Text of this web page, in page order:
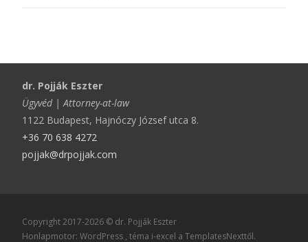
dr. Pojják Eszter
Ügyvéd | Attorney-at-law
1122 Budapest, Hajnóczy József utca 8.
+36 70 638 4272
pojjak@drpojjak.com
Copyright 2017-2026 © dr. Pojják Eszter
Honlapmotor: WordPress , téma i-excel a TemplatesNexttől.